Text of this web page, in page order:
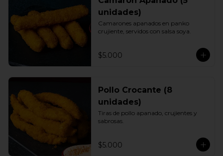
unidades)
Camarones apanados en panko
crujiente, servidos con salsa soya.
$5.000
Pollo Crocante (8
unidades)
Tiras de pollo apanado, crujientes y
sabrosas.
$5.000